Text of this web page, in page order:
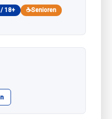
18+ ☕Senioren